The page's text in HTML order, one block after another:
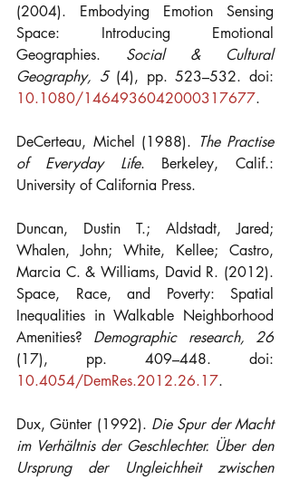
(2004). Embodying Emotion Sensing
Space: Introducing Emotional
Geographies. Social & Cultural
Geography, 5
10.1080/1464936042000317677.
DeCerteau, Michel (1988). The Practise
of Everyday Life. Berkeley, Calif.:
University of California Press.
Duncan, Dustin T.; Aldstadt, Jared;
Whalen, John; White, Kellee; Castro,
Marcia C. & Williams, David R. (2012).
Space, Race, and Poverty: Spatial
Inequalities in Walkable Neighborhood
Amenities?
10.4054/DemRes.2012.26.17.
Dux, Günter (1992). Die Spur der Macht
im Verhältnis der Geschlechter. Über den
Ursprung der Ungleichheit zwischen